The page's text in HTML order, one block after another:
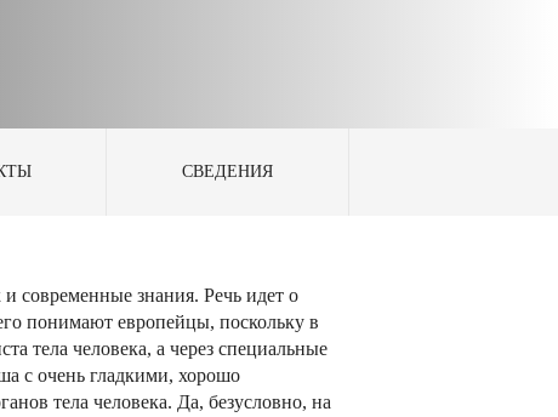
СВЕДЕНИЯ
современные знания. Речь идет о
понимают европейцы, поскольку в
тела человека, а через специальные
с очень гладкими, хорошо
тела человека. Да, безусловно, на